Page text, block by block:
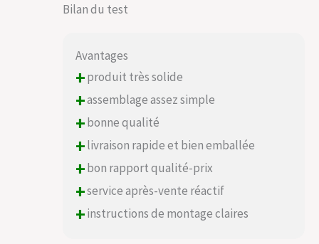
Bilan du test
Avantages
+produit très solide
+assemblage assez simple
+bonne qualité
+livraison rapide et bien emballée
+bon rapport qualité-prix
+service après-vente réactif
+instructions de montage claires